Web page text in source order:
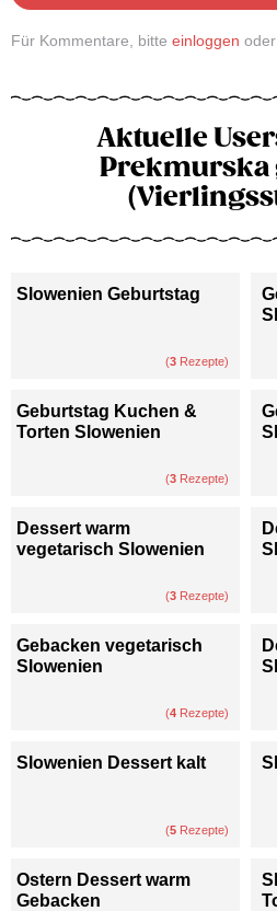
Für Kommentare, bitte einloggen oder
Aktuelle
Prekmurska
Slowenien Geburtstag
(3 Rezepte)
Geburtstag Kuchen &
Torten Slowenien
(3 Rezepte)
Dessert warm
vegetarisch Slowenien
(3 Rezepte)
Gebacken vegetarisch
Slowenien
(4 Rezepte)
Slowenien Dessert kalt
(5 Rezepte)
Ostern Dessert warm
Gebacken